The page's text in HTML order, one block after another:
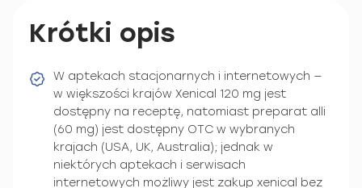
Krótki opis
W aptekach stacjonarnych i internetowych —
w większości krajów Xenical 120 mg jest
dostępny na receptę, natomiast preparat alli
(60 mg) jest dostępny OTC w wybranych
krajach (USA, UK, Australia); jednak w
niektórych aptekach i serwisach
internetowych możliwy jest zakup xenical bez